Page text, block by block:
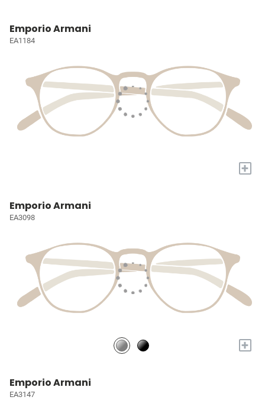
Emporio Armani
EA1184
+
Emporio Armani
EA3098
+
Emporio Armani
EA3147